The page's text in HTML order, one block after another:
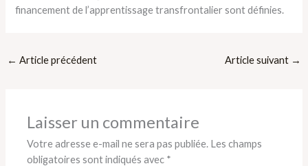
financement de l’apprentissage transfrontalier sont définies.
← Article précédent Article suivant →
Laisser un commentaire
Votre adresse e-mail ne sera pas publiée. Les champs
obligatoires sont indiqués avec *